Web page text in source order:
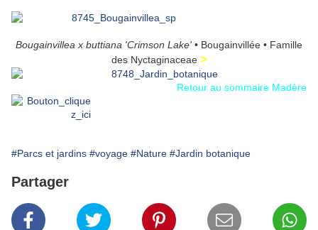
Bougainvillea x buttiana 'Crimson Lake' • Bougainvillée • Famille
des Nyctaginaceae >
Retour au sommaire Madère
#Parcs et jardins #voyage #Nature #Jardin botanique
Partager